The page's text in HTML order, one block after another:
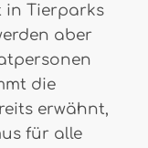
in Tierparks
aber
die
erwähnt,
für alle